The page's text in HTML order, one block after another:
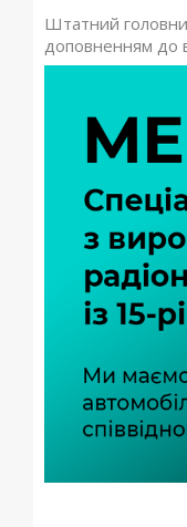
Штатний
доповненням до